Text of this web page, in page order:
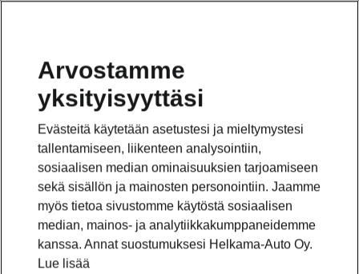
Arvostamme
yksityisyyttäsi
Evästeitä käytetään asetustesi ja mieltymystesi
tallentamiseen, liikenteen analysointiin,
sosiaalisen median ominaisuuksien tarjoamiseen
sekä sisällön ja mainosten personointiin. Jaamme
myös tietoa sivustomme käytöstä sosiaalisen
median, mainos- ja analytiikkakumppaneidemme
kanssa. Annat suostumuksesi Helkama-Auto Oy.
Lue lisää